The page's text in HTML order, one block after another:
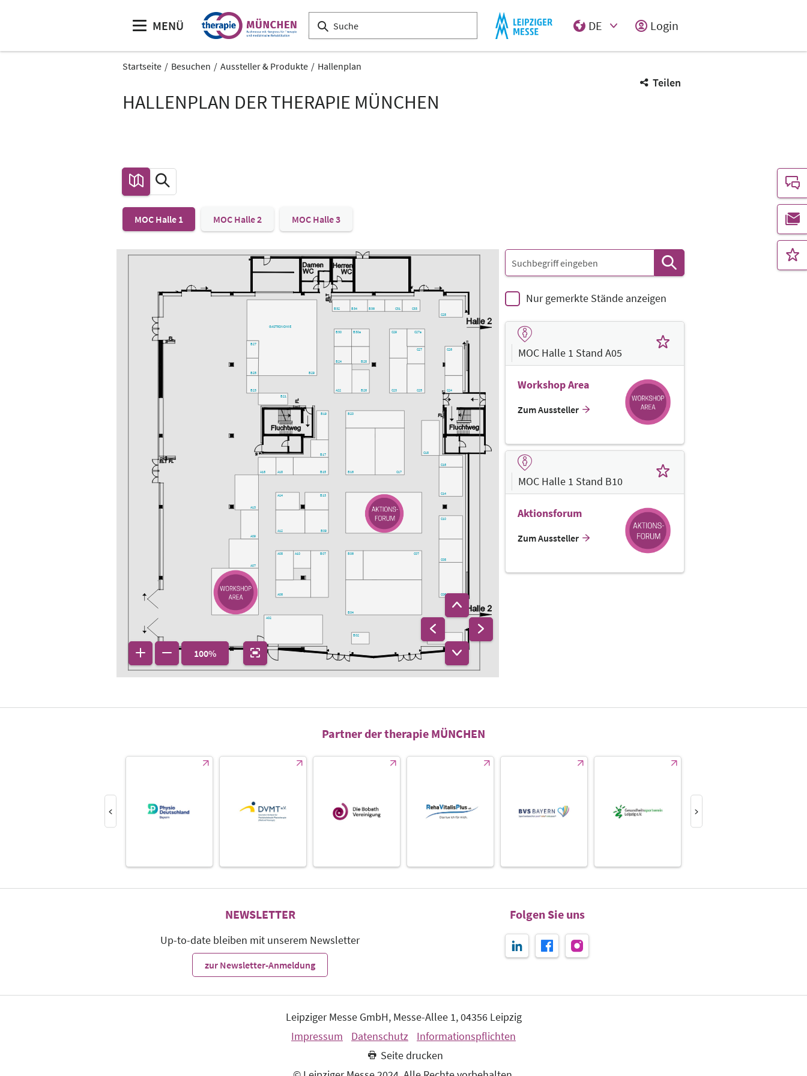
MENÜ
DE
Login
Startseite Besuchen Aussteller & Produkte Hallenplan
Teilen
HALLENPLAN DER THERAPIE MÜNCHEN
MOC Halle 1 MOC Halle 2 MOC Halle 3
C27
C23
C29
B21
B36
B25
C14
B34
B24
B30
B28
B26
B30a
A06
A02
C31
B02
A18
B06
C18
B27
A10
A08
C27a
A09
A07
A13
B17
B15
A16
C24
B07
A12
A14
C33
C26
C06
B20
C08
C07
B29
GASTRONOMIE
C17
B16
B19
B23 A22
B04
B09
C10
C16
C28
C25
B32
B13
100%
Nur gemerkte Stände anzeigen
MOC Halle 1 Stand A05
Workshop Area
Zum Aussteller
MOC Halle 1 Stand B10
Aktionsforum
Zum Aussteller
Partner der therapie MÜNCHEN
NEWSLETTER
Up-to-date bleiben mit unserem Newsletter
zur Newsletter-Anmeldung
Folgen Sie uns
Leipziger Messe GmbH, Messe-Allee 1, 04356 Leipzig
Impressum
Datenschutz
Informationspflichten
Seite drucken